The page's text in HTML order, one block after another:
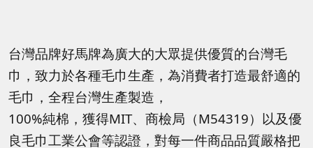
台灣品牌好馬牌為廣大的大眾提供優質的台灣毛
巾，致力於各種毛巾生產，為消費者打造最舒適的
毛巾，全程台灣生產製造，
100%純棉，獲得MIT、商檢局（M54319）以及優
良毛巾工業公會等認證，對每一件商品品質嚴格把